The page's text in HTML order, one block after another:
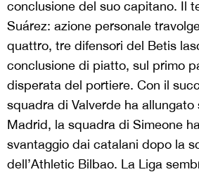
conclusione del suo capitano. Il
Suárez: azione personale
quattro, tre difensori del Betis
conclusione di piatto, sul primo
disperata del portiere. Con il
squadra di Valverde ha allungato
Madrid, la squadra di Simeone
svantaggio dai catalani dopo la
dell’Athletic Bilbao. La Liga